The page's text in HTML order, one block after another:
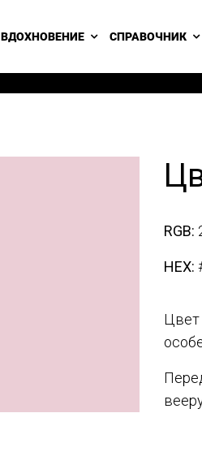
ВДОХНОВЕНИЕ СПРАВОЧНИК
RGB:
HEX: